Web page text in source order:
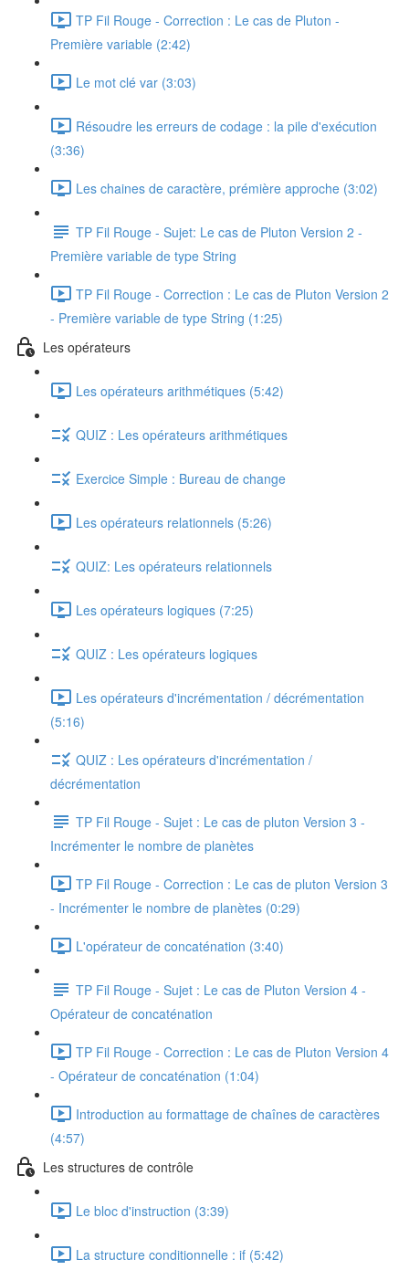
TP Fil Rouge - Correction : Le cas de Pluton -
Première variable (2:42)
Le mot clé var (3:03)
Résoudre les erreurs de codage : la pile d'exécution
(3:36)
Les chaines de caractère, prémière approche (3:02)
TP Fil Rouge - Sujet: Le cas de Pluton Version 2 -
Première variable de type String
TP Fil Rouge - Correction : Le cas de Pluton Version 2
- Première variable de type String (1:25)
Les opérateurs
Les opérateurs arithmétiques (5:42)
QUIZ : Les opérateurs arithmétiques
Exercice Simple : Bureau de change
Les opérateurs relationnels (5:26)
QUIZ: Les opérateurs relationnels
Les opérateurs logiques (7:25)
QUIZ : Les opérateurs logiques
Les opérateurs d'incrémentation / décrémentation
(5:16)
QUIZ : Les opérateurs d'incrémentation /
décrémentation
TP Fil Rouge - Sujet : Le cas de pluton Version 3 -
Incrémenter le nombre de planètes
TP Fil Rouge - Correction : Le cas de pluton Version 3
- Incrémenter le nombre de planètes (0:29)
L'opérateur de concaténation (3:40)
TP Fil Rouge - Sujet : Le cas de Pluton Version 4 -
Opérateur de concaténation
TP Fil Rouge - Correction : Le cas de Pluton Version 4
- Opérateur de concaténation (1:04)
Introduction au formattage de chaînes de caractères
(4:57)
Les structures de contrôle
Le bloc d'instruction (3:39)
La structure conditionnelle : if (5:42)